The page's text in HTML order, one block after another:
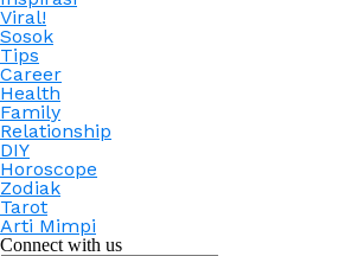
Viral!
Sosok
Tips
Career
Health
Family
Relationship
DIY
Horoscope
Zodiak
Tarot
Arti Mimpi
Connect with us